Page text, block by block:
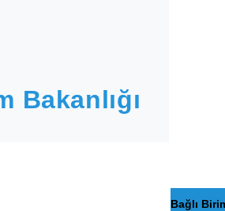
Bakanlığı
Bağlı